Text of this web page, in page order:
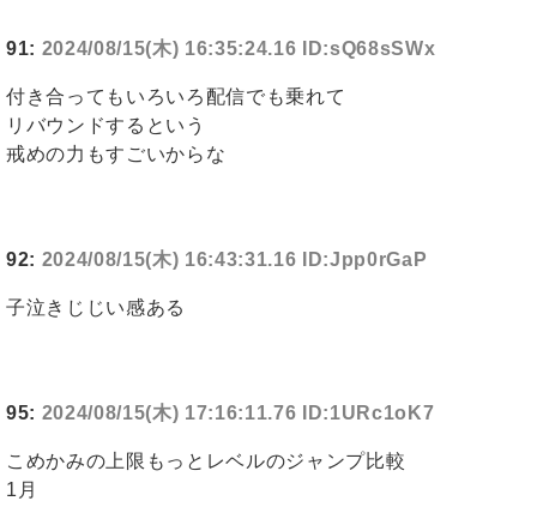
91: 2024/08/15(木) 16:35:24.16 ID:sQ68sSWx
付き合ってもいろいろ配信でも乗れて
リバウンドするという
戒めの力もすごいからな
92: 2024/08/15(木) 16:43:31.16 ID:Jpp0rGaP
子泣きじじい感ある
95: 2024/08/15(木) 17:16:11.76 ID:1URc1oK7
こめかみの上限もっとレベルのジャンプ比較
1月